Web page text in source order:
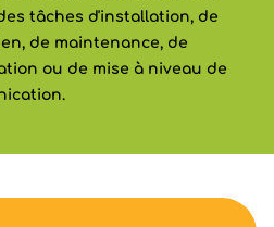
tâches d'installation, de
de maintenance, de
ou de mise à niveau de